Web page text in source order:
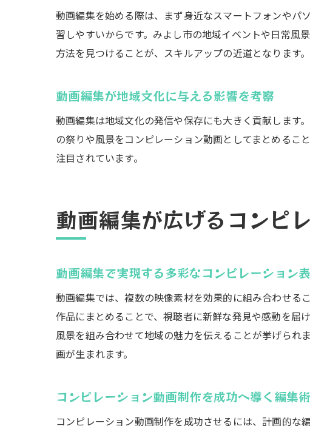
実
ク
動
動画編集を始める際は、まず身近なスマートフォンやパ
習しやすいからです。みよし市の地域イベントや日常風
方法を見つけることが、スキルアップの近道となります。
動画編集が地域文化に与える影響を考察
動画編集は地域文化の発信や保存にも大きく貢献します
の祭りや風景をコンピレーション動画としてまとめるこ
注目されています。
動画編集が広げるコンピ
動画編集で実現する多彩なコンピレーション
動画編集では、複数の映像素材を効果的に組み合わせる
作品にまとめることで、視聴者に新鮮な発見や感動を届
風景を組み合わせて地域の魅力を伝えることが挙げられ
画が生まれます。
コンピレーション動画制作を成功へ導く編集術
コンピレーション動画制作を成功させるには、計画的な